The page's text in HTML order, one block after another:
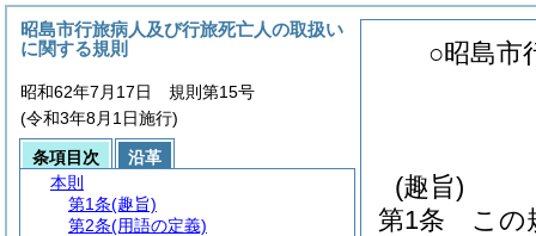
○昭島市
(趣旨)
第1条
この
昭島市行旅病人及び行旅死亡人の取扱い
に関する規則
昭和62年7月17日 規則第15号
(令和3年8月1日施行)
条項目次
沿革
本則
第1条(趣旨)
第2条(用語の定義)